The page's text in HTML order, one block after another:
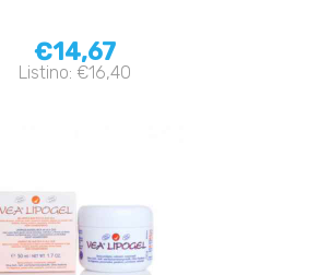
€14,67
Listino: €16,40